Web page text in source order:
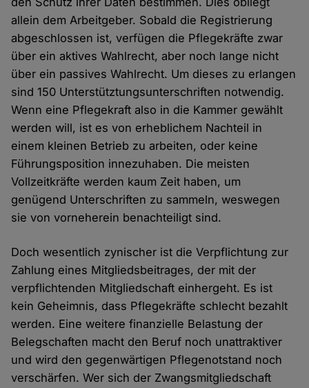
allein dem Arbeitgeber. Sobald die Registrierung
abgeschlossen ist, verfügen die Pflegekräfte zwar
über ein aktives Wahlrecht, aber noch lange nicht
über ein passives Wahlrecht. Um dieses zu erlangen
sind 150 Unterstütztungsunterschriften notwendig.
Wenn eine Pflegekraft also in die Kammer gewählt
werden will, ist es von erheblichem Nachteil in
einem kleinen Betrieb zu arbeiten, oder keine
Führungsposition innezuhaben. Die meisten
Vollzeitkräfte werden kaum Zeit haben, um
genügend Unterschriften zu sammeln, weswegen
sie von vorneherein benachteiligt sind.
Doch wesentlich zynischer ist die Verpflichtung zur
Zahlung eines Mitgliedsbeitrages, der mit der
verpflichtenden Mitgliedschaft einhergeht. Es ist
kein Geheimnis, dass Pflegekräfte schlecht bezahlt
werden. Eine weitere finanzielle Belastung der
Belegschaften macht den Beruf noch unattraktiver
und wird den gegenwärtigen Pflegenotstand noch
verschärfen. Wer sich der Zwangsmitgliedschaft